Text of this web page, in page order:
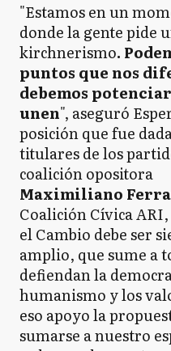
"Estamos en un
donde la gente pide
kirchnerismo.
puntos que nos
debemos
unen", aseguró
posición que fue
titulares de los
coalición opositora
Maximiliano
Coalición Cívica
el Cambio debe ser
amplio, que sume a
defiendan la
humanismo y los
eso apoyo la
sumarse a nuestro